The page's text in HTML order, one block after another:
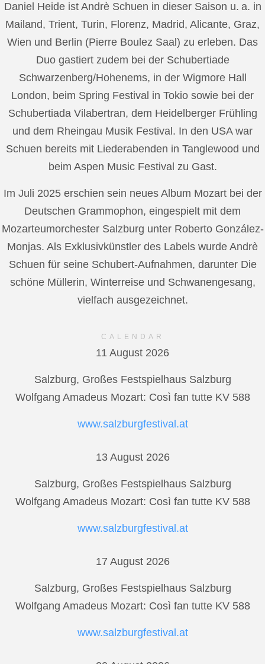
Daniel Heide ist Andrè Schuen in dieser Saison u. a. in
Mailand, Trient, Turin, Florenz, Madrid, Alicante, Graz,
Wien und Berlin (Pierre Boulez Saal) zu erleben. Das
Duo gastiert zudem bei der Schubertiade
Schwarzenberg/Hohenems, in der Wigmore Hall
London, beim Spring Festival in Tokio sowie bei der
Schubertiada Vilabertran, dem Heidelberger Frühling
und dem Rheingau Musik Festival. In den USA war
Schuen bereits mit Liederabenden in Tanglewood und
beim Aspen Music Festival zu Gast.
Im Juli 2025 erschien sein neues Album Mozart bei der
Deutschen Grammophon, eingespielt mit dem
Mozarteumorchester Salzburg unter Roberto González-
Monjas. Als Exklusivkünstler des Labels wurde Andrè
Schuen für seine Schubert-Aufnahmen, darunter Die
schöne Müllerin, Winterreise und Schwanengesang,
vielfach ausgezeichnet.
CALENDAR
11 August 2026
Salzburg, Großes Festspielhaus Salzburg
Wolfgang Amadeus Mozart: Così fan tutte KV 588
www.salzburgfestival.at
13 August 2026
Salzburg, Großes Festspielhaus Salzburg
Wolfgang Amadeus Mozart: Così fan tutte KV 588
www.salzburgfestival.at
17 August 2026
Salzburg, Großes Festspielhaus Salzburg
Wolfgang Amadeus Mozart: Così fan tutte KV 588
www.salzburgfestival.at